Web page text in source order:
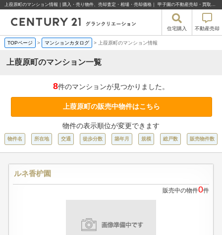
上葭原町のマンション情報｜購入・売り物件、売却査定・相場・売却価格｜ 甲子園の不動産売却・買取・住宅購入はセンチュリー21グランクリエーション
住宅購入 不動産売却
TOPページ > マンションカタログ > 上葭原町のマンション情報
上葭原町のマンション一覧
8件のマンションが見つかりました。
上葭原町の販売中物件はこちら
物件の表示順位が変更できます
物件名 所在地 交通 徒歩分数 築年月 規模 総戸数 販売物件数
ルネ香枦園
販売中の物件0件